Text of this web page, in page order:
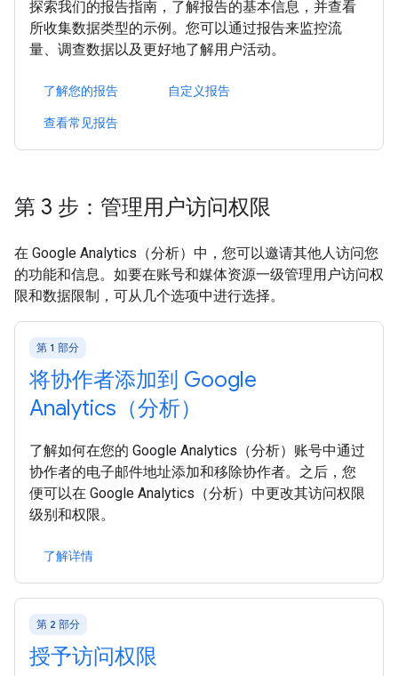
探索我们的报告指南，了解报告的基本信息，并查看
所收集数据类型的示例。您可以通过报告来监控流
量、调查数据以及更好地了解用户活动。
了解您的报告
自定义报告
查看常见报告
第 3 步：管理用户访问权限
在 Google Analytics（分析）中，您可以邀请其他人访问您
的功能和信息。如要在账号和媒体资源一级管理用户访问权
限和数据限制，可从几个选项中进行选择。
第 1 部分
将协作者添加到 Google
Analytics（分析）
了解如何在您的 Google Analytics（分析）账号中通过
协作者的电子邮件地址添加和移除协作者。之后，您
便可以在 Google Analytics（分析）中更改其访问权限
级别和权限。
了解详情
第 2 部分
授予访问权限